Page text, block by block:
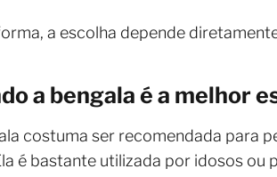
a escolha depende
a bengala é a melhor
costuma ser recomendada para
é bastante utilizada por idosos ou